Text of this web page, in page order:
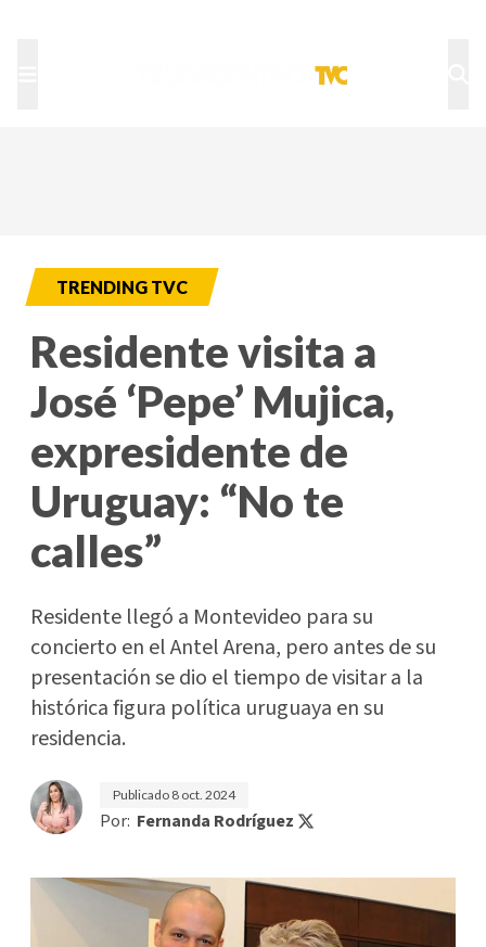
TRENDING TVC
Residente visita a
José ‘Pepe’ Mujica,
expresidente de
Uruguay: “No te
calles”
Residente llegó a Montevideo para su
concierto en el Antel Arena, pero antes de su
presentación se dio el tiempo de visitar a la
histórica figura política uruguaya en su
residencia.
Publicado 8 oct. 2024
Por: Fernanda Rodríguez